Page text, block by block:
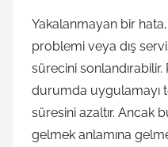
Yakalanmayan bir
problemi veya dış
sürecini
durumda uygulamayı
süresini azaltır. Ancak
gelmek anlamına